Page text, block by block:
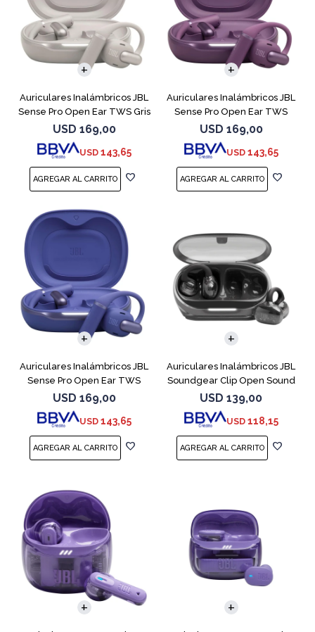
Auriculares Inalámbricos JBL
Sense Pro Open Ear TWS Gris
USD 169,00
USD 143,65
Auriculares Inalámbricos JBL
Sense Pro Open Ear TWS
Purple
USD 169,00
USD 143,65
Auriculares Inalámbricos JBL
Sense Pro Open Ear TWS
Azul
USD 169,00
USD 143,65
Auriculares Inalámbricos JBL
Soundgear Clip Open Sound
Negro
USD 139,00
USD 118,15